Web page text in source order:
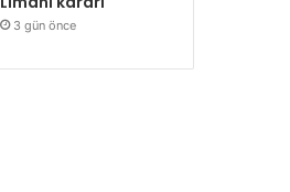
3 gün önce